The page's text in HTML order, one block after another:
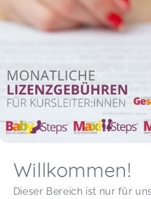
Willkommen!
Dieser Bereich ist nur für